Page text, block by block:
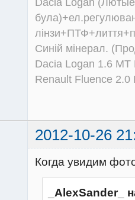
Dacia Logan
Синій мінерал.
Dacia Logan 1.6 MT
Renault Fluence
2012-10-26
Когда увидим
_AlexSander_